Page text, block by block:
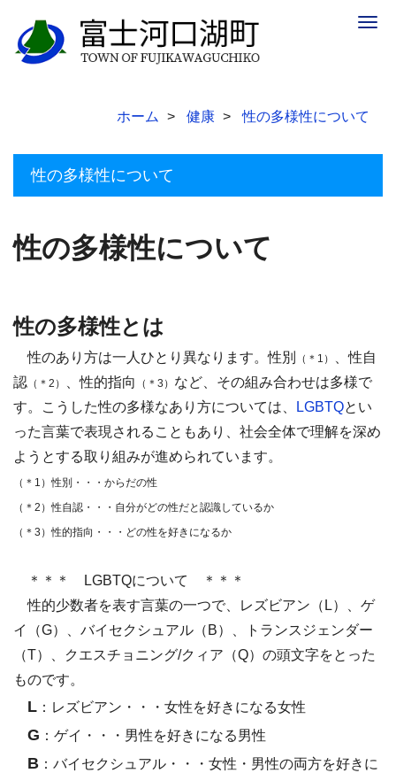
ホーム 健康 性の多様性について
性の多様性について
性の多様性について
性の多様性とは
性のあり方は一人ひとり異なります。性別 （＊ 1 ）
、性自
認 （＊ 2 ） 、性的指向 （＊ 3 ） など、その組み合わせは多様で
す。
こうした性の多様なあり方については、 LGBTQとい
った言葉で表現されることもあり、社会全体で理解を深め
ようとする取り組みが進められています。
（＊ 1 ）性別・・・からだの性
（＊ 2 ）性自認・・・自分がどの性だと認識しているか
（＊ 3 ）性的指向・・・どの性を好きになるか
＊＊＊ LGBTQについて ＊＊＊
性的少数者を表す言葉の一つで、レズビアン（ L）、ゲ
イ（G）、バイセクシュアル（ B）、トランスジェンダー
（T）、クエスチョニング/クィア（Q）の頭文字をとった
ものです。
L ： レズビアン ・・・女性を好きになる女性
G ： ゲイ ・・・男性を好きになる男性
B ： バイセクシュアル ・・・女性・男性の両方を好きに